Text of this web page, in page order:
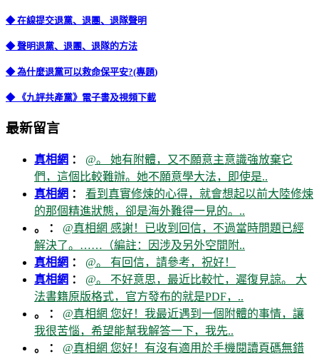
◆ 在線提交退黨、退團、退隊聲明
◆ 聲明退黨、退團、退隊的方法
◆ 為什麼退黨可以救命保平安?(專題)
◆ 《九評共產黨》電子書及視頻下載
最新留言
真相網 ： @。 她有附體，又不願意主意識強放棄它
們，這個比較難辦。她不願意學大法，即使是..
真相網 ： 看到真實修煉的心得，就會想起以前大陸修煉
的那個精進狀態，卻是海外難得一見的。..
。 ： @真相網 感謝！已收到回信，不過當時問題已經
解決了。……（編註：因涉及另外空間附..
真相網 ： @。 有回信，請參考，祝好！
真相網 ： @。 不好意思，最近比較忙，遲復見諒。 大
法書籍原版格式，官方發布的就是PDF，..
。 ： @真相網 您好！我最近遇到一個附體的事情，讓
我很苦惱，希望能幫我解答一下，我先..
。 ： @真相網 您好！有沒有適用於手機閱讀頁碼無錯